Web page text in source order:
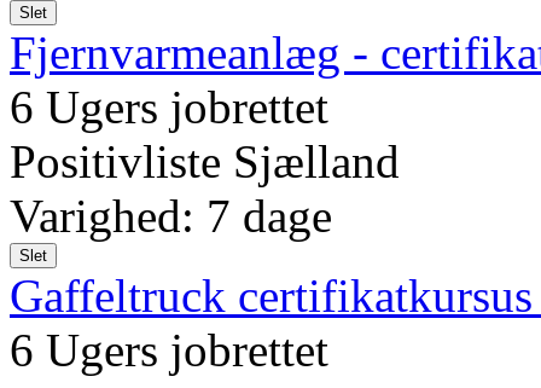
Slet
Fjernvarmeanlæg -
6 Ugers jobrettet
Positivliste Sjælland
Varighed: 7 dage
Slet
Gaffeltruck
6 Ugers jobrettet